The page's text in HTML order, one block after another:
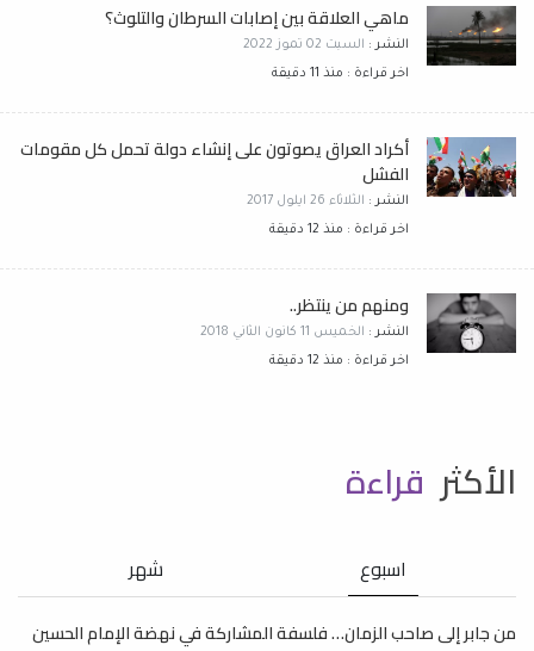
ماهي العلاقة بين إصابات السرطان والتلوث؟
النشر : السبت 02 تموز 2022
اخر قراءة : منذ 11 دقيقة
أكراد العراق يصوتون على إنشاء دولة تحمل كل مقومات
الفشل
النشر : الثلاثاء 26 ايلول 2017
اخر قراءة : منذ 12 دقيقة
ومنهم من ينتظر..
النشر : الخميس 11 كانون الثاني 2018
اخر قراءة : منذ 12 دقيقة
الأكثر قراءة
اسبوع شهر
من جابر إلى صاحب الزمان… فلسفة المشاركة في نهضة الإمام الحسين